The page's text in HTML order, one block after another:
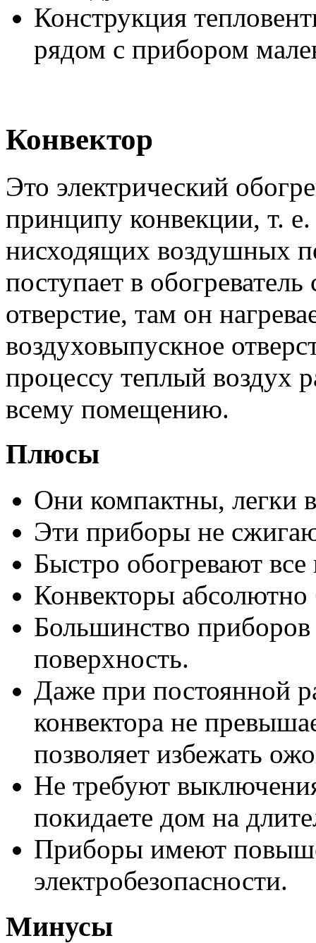
Конструкция
рядом с прибором
Конвектор
Это электрический
принципу конвекции, т.
нисходящих воздушных
поступает в
отверстие, там он
воздуховыпускное
процессу теплый воздух
всему помещению.
Плюсы
Они компактны, легки
Эти приборы не
Быстро обогревают
Конвекторы
Большинство
поверхность.
Даже при постоянной
конвектора не
позволяет избежать
Не требуют
покидаете дом на
Приборы имеют
электробезопасности.
Минусы